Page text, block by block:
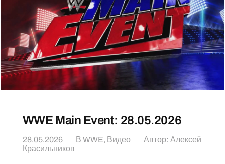
WWE Main Event: 28.05.2026
28.05.2026 В WWE, Видео Автор: Алексей
Красильников